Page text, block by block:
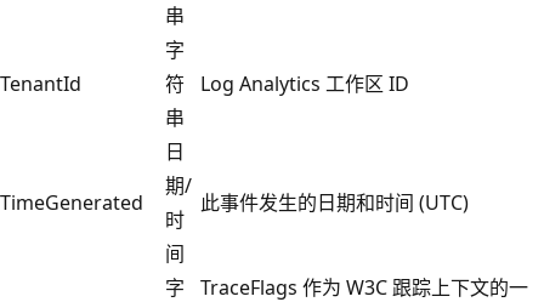
串
TenantId
字
符
串
Log Analytics 工作区 ID
TimeGenerated
日
期/
时
间
此事件发生的日期和时间 (UTC)
字
TraceFlags 作为 W3C 跟踪上下文的一